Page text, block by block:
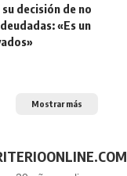
decisión de no
«Es un
Mostrar más